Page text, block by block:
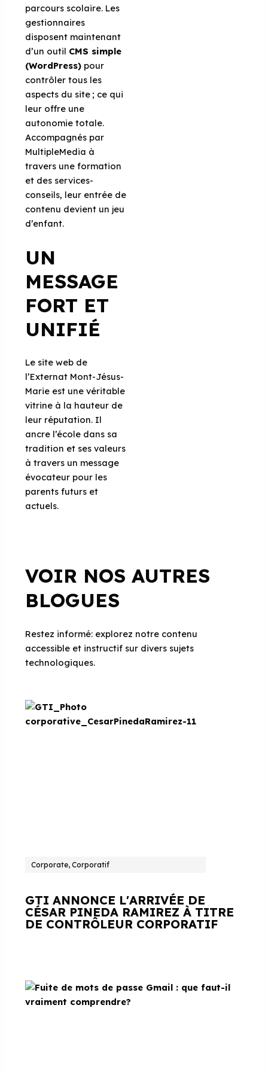
parcours scolaire. Les
gestionnaires
disposent maintenant
d’un outil CMS simple
(WordPress) pour
contrôler tous les
aspects du site ; ce qui
leur offre une
autonomie totale.
Accompagnés par
MultipleMedia à
travers une formation
et des services-
conseils, leur entrée de
contenu devient un jeu
d’enfant.
UN
MESSAGE
FORT ET
UNIFIÉ
Le site web de
l’Externat Mont-Jésus-
Marie est une véritable
vitrine à la hauteur de
leur réputation. Il
ancre l’école dans sa
tradition et ses valeurs
à travers un message
évocateur pour les
parents futurs et
actuels.
VOIR NOS AUTRES
BLOGUES
Restez informé: explorez notre contenu
accessible et instructif sur divers sujets
technologiques.
Corporate, Corporatif
GTI ANNONCE L'ARRIVÉE DE
CÉSAR PINEDA RAMIREZ À TITRE
DE CONTRÔLEUR CORPORATIF